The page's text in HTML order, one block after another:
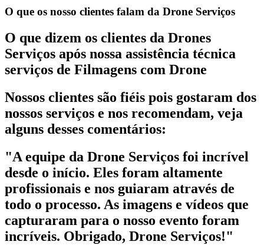
O que os nosso clientes falam da Drone Serviços
O que dizem os clientes da Drones
Serviços após nossa assistência técnica
serviços de Filmagens com Drone
Nossos clientes são fiéis pois gostaram dos
nossos serviços e nos recomendam, veja
alguns desses comentários:
"A equipe da Drone Serviços foi incrível
desde o início. Eles foram altamente
profissionais e nos guiaram através de
todo o processo. As imagens e vídeos que
capturaram para o nosso evento foram
incríveis. Obrigado, Drone Serviços!"